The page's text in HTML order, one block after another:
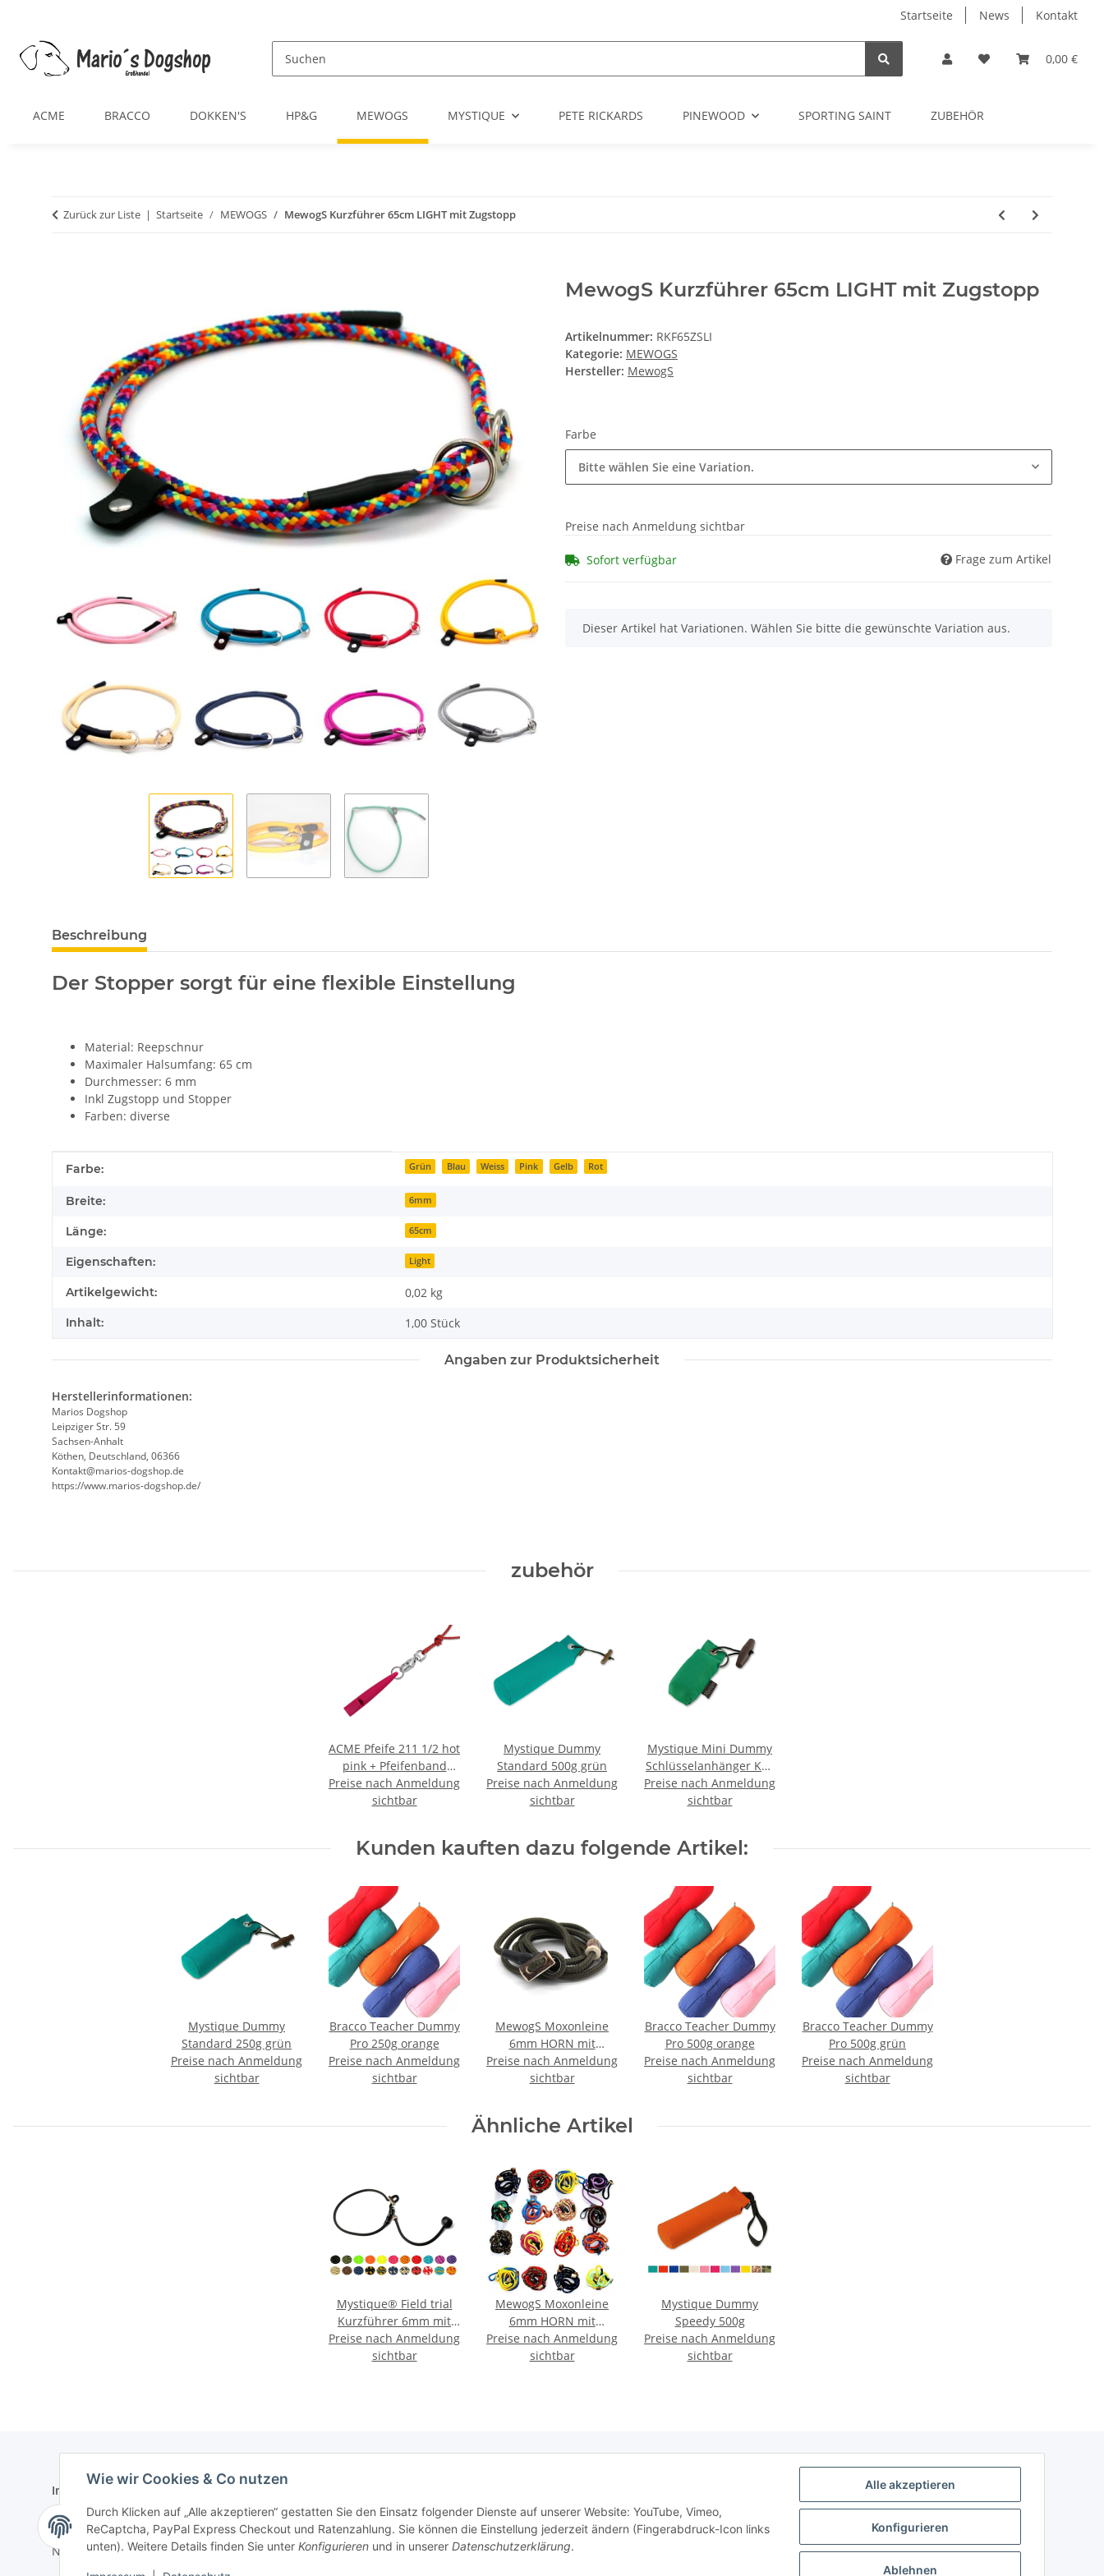
Alle akzeptieren
Konfigurieren
Ablehnen
Wie wir Cookies & Co nutzen
Durch Klicken auf „Alle akzeptieren“ gestatten Sie den Einsatz folgender Dienste auf unserer Website: YouTube, Vimeo,
ReCaptcha, PayPal Express Checkout und Ratenzahlung. Sie können die Einstellung jederzeit ändern (Fingerabdruck-Icon links
unten). Weitere Details finden Sie unter Konfigurieren und in unserer Datenschutzerklärung.
Startseite News Kontakt
0,00 €
ACME BRACCO DOKKEN'S HP&G MEWOGS MYSTIQUE PETE RICKARDS PINEWOOD SPORTING SAINT ZUBEHÖR
Zurück zur Liste Startseite MEWOGS MewogS Kurzführer 65cm LIGHT mit Zugstopp
MewogS Kurzführer 65cm LIGHT mit Zugstopp
Artikelnummer: RKF65ZSLI
Kategorie: MEWOGS
Hersteller: MewogS
Farbe
Bitte wählen Sie eine Variation.
Preise nach Anmeldung sichtbar
Sofort verfügbar Frage zum Artikel
x
Dieser Artikel hat Variationen. Wählen Sie bitte die gewünschte Variation aus.
Beschreibung
Der Stopper sorgt für eine flexible Einstellung
Material: Reepschnur
Maximaler Halsumfang: 65 cm
Durchmesser: 6 mm
Inkl Zugstopp und Stopper
Farben: diverse
Produkteigenschaft
Wert
Farbe: Grün Blau Weiss Pink Gelb Rot
Breite: 6mm
Länge: 65cm
Eigenschaften: Light
Artikelgewicht: 0,02 kg
Inhalt: 1,00 Stück
Angaben zur Produktsicherheit
Herstellerinformationen:
Marios Dogshop
Leipziger Str. 59
Sachsen-Anhalt
Köthen, Deutschland, 06366
Kontakt@marios-dogshop.de
https://www.marios-dogshop.de/
zubehör
ACME Pfeife 211 1/2 hot
pink + Pfeifenband
kostenlos
Preise nach Anmeldung
sichtbar
Mystique Dummy
Standard 500g grün
Preise nach Anmeldung
sichtbar
Mystique Mini Dummy
Schlüsselanhänger Key
Case grün
Preise nach Anmeldung
sichtbar
Kunden kauften dazu folgende Artikel:
Mystique Dummy
Standard 250g grün
Preise nach Anmeldung
sichtbar
Bracco Teacher Dummy
Pro 250g orange
Preise nach Anmeldung
sichtbar
MewogS Moxonleine
6mm HORN mit
Zugbegrenzung 130cm
oliv
Preise nach Anmeldung
sichtbar
Bracco Teacher Dummy
Pro 500g orange
Preise nach Anmeldung
sichtbar
Bracco Teacher Dummy
Pro 500g grün
Preise nach Anmeldung
sichtbar
Ähnliche Artikel
Mystique® Field trial
Kurzführer 6mm mit
Zugbegrenzung
Preise nach Anmeldung
sichtbar
MewogS Moxonleine
6mm HORN mit
Zugbegrenzung
Preise nach Anmeldung
sichtbar
Mystique Dummy
Speedy 500g
Preise nach Anmeldung
sichtbar
Informationen
Zahlungsmöglichkeiten
Newsletter
AGB
Datenschutz